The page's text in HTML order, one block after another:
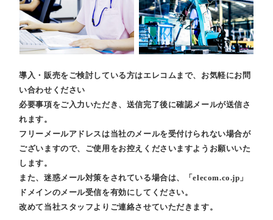
導入・販売をご検討している方はエレコムまで、お気軽にお問
い合わせください
必要事項をご入力いただき、送信完了後に確認メールが送信さ
れます。
フリーメールアドレスは当社のメールを受付けられない場合が
ございますので、ご使用をお控えくださいますようお願いいた
します。
また、迷惑メール対策をされている場合は、「elecom.co.jp」
ドメインのメール受信を有効にしてください。
改めて当社スタッフよりご連絡させていただきます。